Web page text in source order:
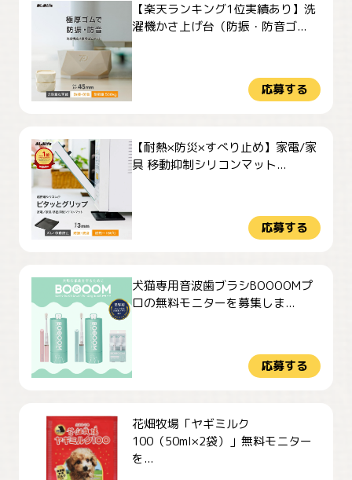
【楽天ランキング1位実績あり】洗
濯機かさ上げ台（防振・防音ゴ...
応募する
【耐熱×防災×すべり止め】家電/家
具 移動抑制シリコンマット...
応募する
犬猫専用音波歯ブラシBOOOOMプ
ロの無料モニターを募集しま...
応募する
花畑牧場「ヤギミルク
100（50ml×2袋）」無料モニター
を...